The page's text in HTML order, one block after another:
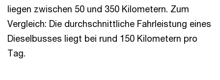
liegen zwischen 50 und 350 Kilometern. Zum
Vergleich: Die durchschnittliche Fahrleistung eines
Dieselbusses liegt bei rund 150 Kilometern pro
Tag.